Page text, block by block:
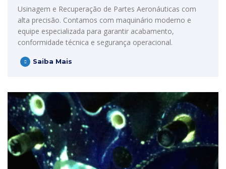
Usinagem e Recuperação de Partes Aeronáuticas com
alta precisão. Contamos com maquinário moderno e
equipe especializada para garantir acabamento,
conformidade técnica e segurança operacional.
Saiba Mais